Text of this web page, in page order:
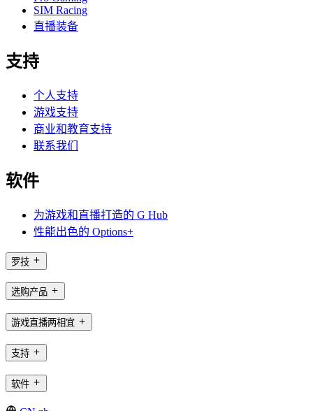
SIM Racing
直播装备
支持
个人支持
游戏支持
商业和教育支持
联系我们
软件
为游戏和直播打造的 G Hub
性能出色的 Options+
罗技
选购产品
游戏直播两相宜
支持
软件